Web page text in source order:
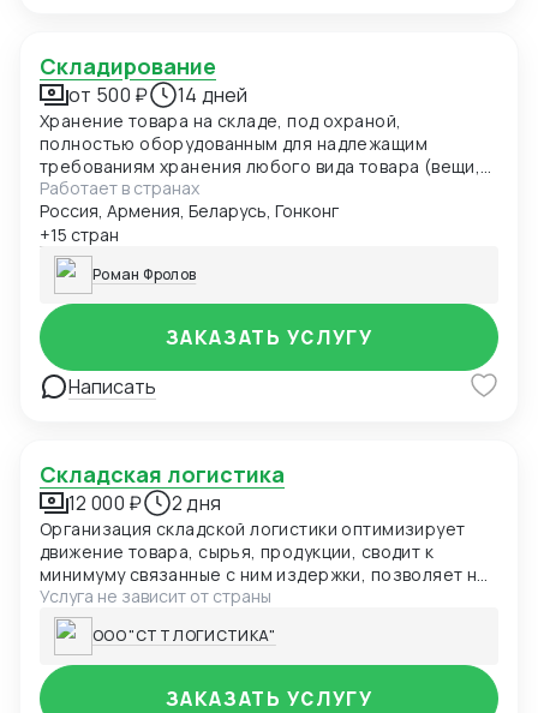
в крупных сетях Магнит и Светофор более 9 лет, а
так же 10 летним консалтингом в этом сегменте.
Складирование
от 500 ₽ 14 дней
Хранение товара на складе, под охраной,
полностью оборудованным для надлежащим
требованиям хранения любого вида товара (вещи,
мебель, оборудование, электроника и т.д)
Работает в странах
Россия, Армения, Беларусь, Гонконг
+15 стран
Роман Фролов
Написать
ЗАКАЗАТЬ УСЛУГУ
Складская логистика
12 000 ₽ 2 дня
Организация складской логистики оптимизирует
движение товара, сырья, продукции, сводит к
минимуму связанные с ним издержки, позволяет не
отвлекаться от основных бизнес-процессов. «СТТ
Логистика» работает как оператор полного цикла и
оказывает весь спектр услуг по хранению,
обработке, транспортировке грузов, их
таможенному оформлению.
Услуга не зависит от страны
ООО "СТТ ЛОГИСТИКА"
ЗАКАЗАТЬ УСЛУГУ